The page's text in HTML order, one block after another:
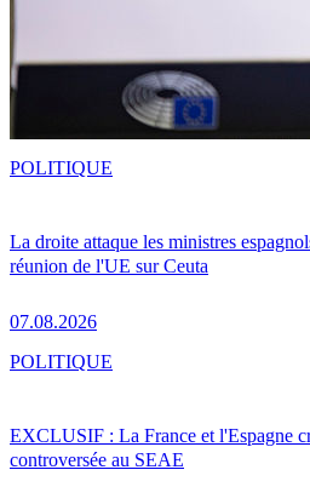
La droite attaque les ministres
réunion de l'UE sur Ceuta
07.08.2026
POLITIQUE
EXCLUSIF : La France et l'Espagne
controversée au SEAE
POLITIQUE